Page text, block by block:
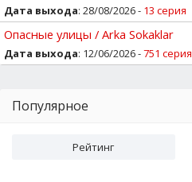
Дата выхода: 28/08/2026 - 13 серия
Опасные улицы / Arka Sokaklar
Дата выхода: 12/06/2026 -751 серия
Популярное
Рейтинг